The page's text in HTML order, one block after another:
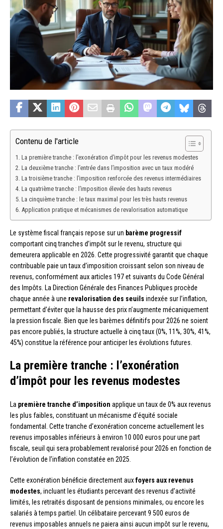
Contenu de l'article
La première tranche : l’exonération d’impôt pour les revenus modestes
La deuxième tranche : l’entrée dans l’imposition avec un taux modéré
La troisième tranche : l’imposition renforcée des revenus intermédiaires
La quatrième tranche : l’imposition élevée des hauts revenus
La cinquième tranche : le taux maximal pour les très hauts revenus
Application pratique et mécanismes de revalorisation automatique
Le système fiscal français repose sur un barème progressif
comportant cinq tranches d’impôt sur le revenu, structure qui
demeurera applicable en 2026. Cette progressivité garantit que chaque
contribuable paie un taux d’imposition croissant selon son niveau de
revenus, conformément aux articles 197 et suivants du Code Général
des Impôts. La Direction Générale des Finances Publiques procède
chaque année à une revalorisation des seuils indexée sur l’inflation,
permettant d’éviter que la hausse des prix n’augmente mécaniquement
la pression fiscale. Bien que les barèmes définitifs pour 2026 ne soient
pas encore publiés, la structure actuelle à cinq taux (0%, 11%, 30%, 41%,
45%) constitue la référence pour anticiper les évolutions futures.
La première tranche : l’exonération
d’impôt pour les revenus modestes
La première tranche d’imposition applique un taux de 0% aux revenus
les plus faibles, constituant un mécanisme d’équité sociale
fondamental. Cette tranche d’exonération concerne actuellement les
revenus imposables inférieurs à environ 10 000 euros pour une part
fiscale, seuil qui sera probablement revalorisé pour 2026 en fonction de
l’évolution de l’inflation constatée en 2025.
Cette exonération bénéficie directement auxfoyers aux revenus
modestes, incluant les étudiants percevant des revenus d’activité
limités, les retraités disposant de pensions minimales, ou encore les
salariés à temps partiel. Un célibataire percevant 9 500 euros de
revenus imposables annuels ne paiera ainsi aucun impôt sur le revenu,